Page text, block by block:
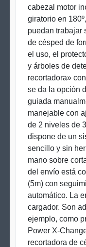
cabezal motor
giratorio en
puedan trabajar
de césped de
el uso, el
y árboles de
recortadora»
se da la opción
guiada
manejable con
de 2 niveles de
dispone de un
sencillo y sin
mano sobre
del envío está
(5m) con
automático. La
cargador. Son
ejemplo, como
Power X-
recortadora de